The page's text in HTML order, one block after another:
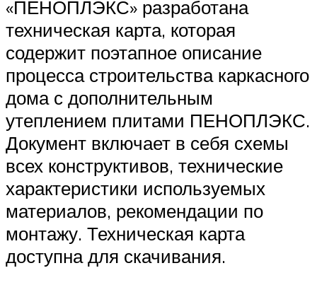
«ПЕНОПЛЭКС» разработана
техническая карта, которая
содержит поэтапное описание
процесса строительства каркасного
дома с дополнительным
утеплением плитами ПЕНОПЛЭКС.
Документ включает в себя схемы
всех конструктивов, технические
характеристики используемых
материалов, рекомендации по
монтажу. Техническая карта
доступна для скачивания.